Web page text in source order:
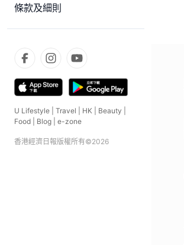
條款及細則
U Lifestyle Travel HK Beauty
Food
Blog e-zone
香港經濟日報版權所有©2026